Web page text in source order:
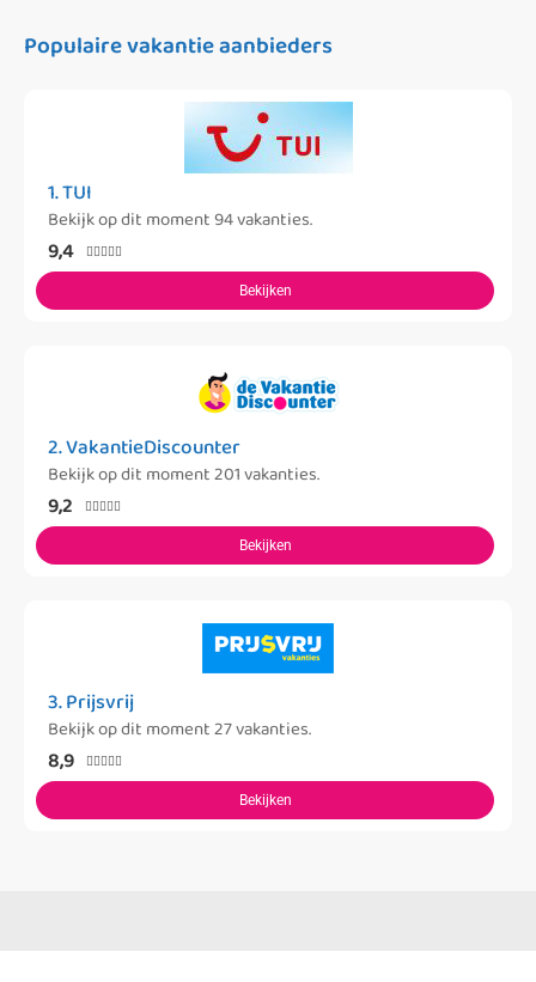
Populaire vakantie aanbieders
1. TUI
Bekijk op dit moment 94 vakanties.
9,4 
Bekijken
2. VakantieDiscounter
Bekijk op dit moment 201 vakanties.
9,2 
Bekijken
3. Prijsvrij
Bekijk op dit moment 27 vakanties.
8,9 
Bekijken